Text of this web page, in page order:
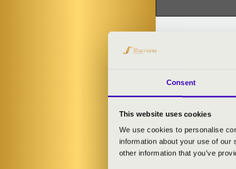
Consent
This website uses cookies
We use cookies to personalise
information about your use of
other information that you’ve
Orgonaszó az
Túri-Nagy János
ELŐADÓK: